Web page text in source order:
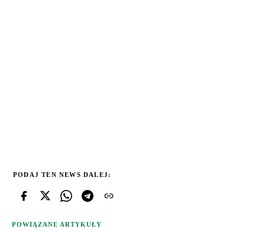
PODAJ TEN NEWS DALEJ:
POWIĄZANE ARTYKUŁY